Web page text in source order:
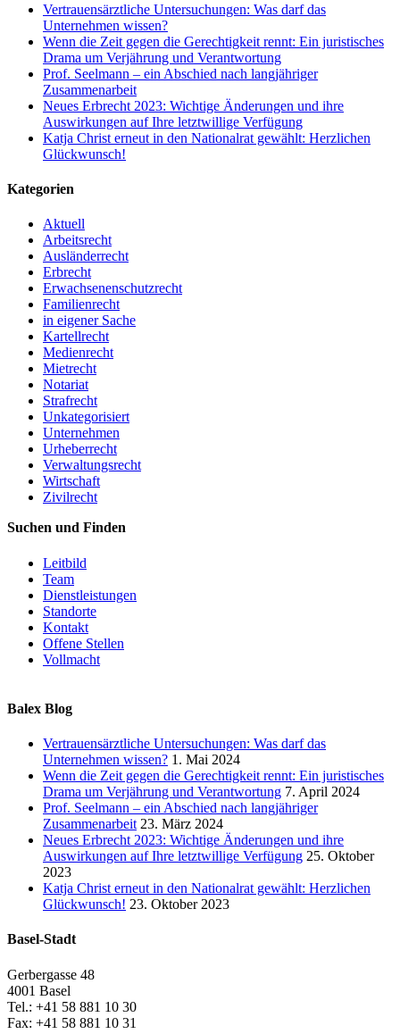
Vertrauensärztliche Untersuchungen: Was darf das
Unternehmen wissen?
Wenn die Zeit gegen die Gerechtigkeit rennt: Ein juristisches
Drama um Verjährung und Verantwortung
Prof. Seelmann – ein Abschied nach langjähriger
Zusammenarbeit
Neues Erbrecht 2023: Wichtige Änderungen und ihre
Auswirkungen auf Ihre letztwillige Verfügung
Katja Christ erneut in den Nationalrat gewählt: Herzlichen
Glückwunsch!
Kategorien
Aktuell
Arbeitsrecht
Ausländerrecht
Erbrecht
Erwachsenenschutzrecht
Familienrecht
in eigener Sache
Kartellrecht
Medienrecht
Mietrecht
Notariat
Strafrecht
Unkategorisiert
Unternehmen
Urheberrecht
Verwaltungsrecht
Wirtschaft
Zivilrecht
Suchen und Finden
Leitbild
Team
Dienstleistungen
Standorte
Kontakt
Offene Stellen
Vollmacht
Balex Blog
Vertrauensärztliche Untersuchungen: Was darf das
Unternehmen wissen? 1. Mai 2024
Wenn die Zeit gegen die Gerechtigkeit rennt: Ein juristisches
Drama um Verjährung und Verantwortung 7. April 2024
Prof. Seelmann – ein Abschied nach langjähriger
Zusammenarbeit 23. März 2024
Neues Erbrecht 2023: Wichtige Änderungen und ihre
Auswirkungen auf Ihre letztwillige Verfügung 25. Oktober
2023
Katja Christ erneut in den Nationalrat gewählt: Herzlichen
Glückwunsch! 23. Oktober 2023
Basel-Stadt
Gerbergasse 48
4001 Basel
Tel.: +41 58 881 10 30
Fax: +41 58 881 10 31